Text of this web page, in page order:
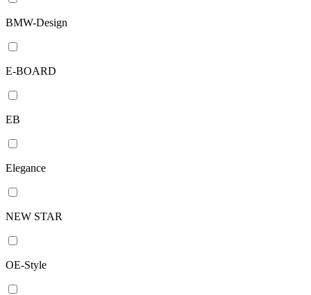
BMW-Design
E-BOARD
EB
Elegance
NEW STAR
OE-Style